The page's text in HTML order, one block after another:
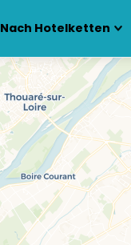
Nach Hotelketten